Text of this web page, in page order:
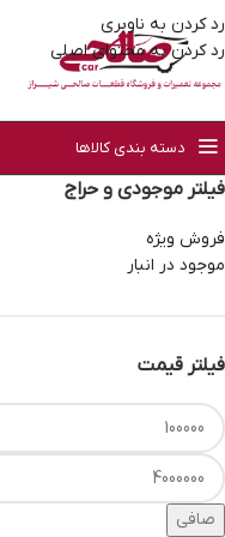
رد کردن به ناوبری
رد کردن به محتوای اصلی
دسته بندی کالاها
فیلتر موجودی و حراج
فروش ویژه
موجود در انبار
فیلتر قیمت
صافی